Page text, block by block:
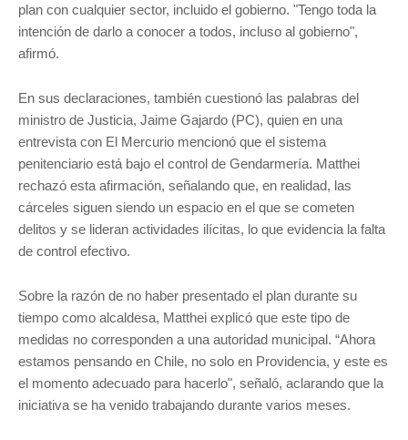
plan con cualquier sector, incluido el gobierno. "Tengo toda la
intención de darlo a conocer a todos, incluso al gobierno",
afirmó.
En sus declaraciones, también cuestionó las palabras del
ministro de Justicia, Jaime Gajardo (PC), quien en una
entrevista con El Mercurio mencionó que el sistema
penitenciario está bajo el control de Gendarmería. Matthei
rechazó esta afirmación, señalando que, en realidad, las
cárceles siguen siendo un espacio en el que se cometen
delitos y se lideran actividades ilícitas, lo que evidencia la falta
de control efectivo.
Sobre la razón de no haber presentado el plan durante su
tiempo como alcaldesa, Matthei explicó que este tipo de
medidas no corresponden a una autoridad municipal. “Ahora
estamos pensando en Chile, no solo en Providencia, y este es
el momento adecuado para hacerlo", señaló, aclarando que la
iniciativa se ha venido trabajando durante varios meses.